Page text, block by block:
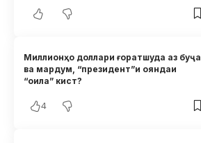
Миллионҳо доллари ғоратшуда аз буҷа
ва мардум, “президент”и ояндаи
“оила” кист?
4